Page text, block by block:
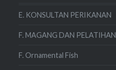
E. KONSULTAN PERIKANAN
F. MAGANG DAN PELATIHAN
F. Ornamental Fish